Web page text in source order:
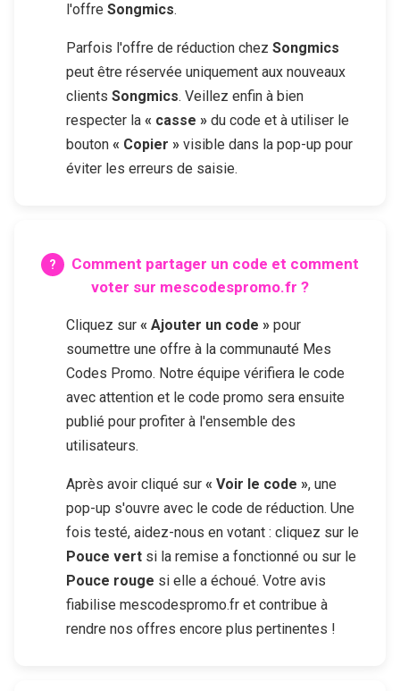
l'offre Songmics.
Parfois l'offre de réduction chez Songmics
peut être réservée uniquement aux nouveaux
clients Songmics. Veillez enfin à bien
respecter la « casse » du code et à utiliser le
bouton « Copier » visible dans la pop-up pour
éviter les erreurs de saisie.
Comment partager un code et comment
voter sur mescodespromo.fr ?
Cliquez sur « Ajouter un code » pour
soumettre une offre à la communauté Mes
Codes Promo. Notre équipe vérifiera le code
avec attention et le code promo sera ensuite
publié pour profiter à l'ensemble des
utilisateurs.
Après avoir cliqué sur « Voir le code », une
pop-up s'ouvre avec le code de réduction. Une
fois testé, aidez-nous en votant : cliquez sur le
Pouce vert si la remise a fonctionné ou sur le
Pouce rouge si elle a échoué. Votre avis
fiabilise mescodespromo.fr et contribue à
rendre nos offres encore plus pertinentes !